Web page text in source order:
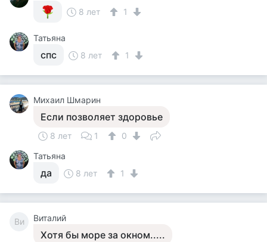
8 лет
1
Татьяна
спс 8 лет 1
Михаил Шмарин
Если позволяет здоровье
8 лет 1
0
Татьяна
да 8 лет 1
Ви Виталий
Хотя бы море за окном.....